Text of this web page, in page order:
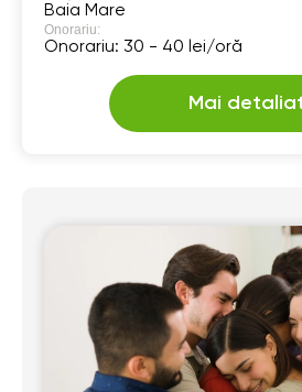
Baia Mare
Onorariu:
Onorariu: 30 - 40 lei/oră
Mai